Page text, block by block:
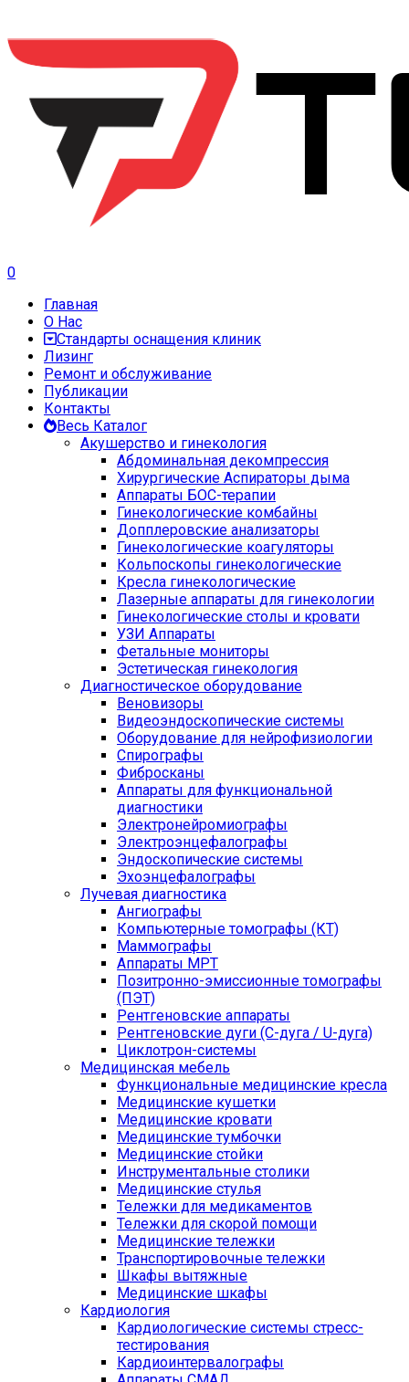
0
Главная
О Нас
Стандарты оснащения клиник
Лизинг
Ремонт и обслуживание
Публикации
Контакты
Весь Каталог
Акушерство и гинекология
Абдоминальная декомпрессия
Хирургические Аспираторы дыма
Аппараты БОС-терапии
Гинекологические комбайны
Допплеровские анализаторы
Гинекологические коагуляторы
Кольпоскопы гинекологические
Кресла гинекологические
Лазерные аппараты для гинекологии
Гинекологические столы и кровати
УЗИ Аппараты
Фетальные мониторы
Эстетическая гинекология
Диагностическое оборудование
Веновизоры
Видеоэндоскопические системы
Оборудование для нейрофизиологии
Спирографы
Фибросканы
Аппараты для функциональной
диагностики
Электронейромиографы
Электроэнцефалографы
Эндоскопические системы
Эхоэнцефалографы
Лучевая диагностика
Ангиографы
Компьютерные томографы (КТ)
Маммографы
Аппараты МРТ
Позитронно-эмиссионные томографы
(ПЭТ)
Рентгеновские аппараты
Рентгеновские дуги (С-дуга / U-дуга)
Циклотрон-системы
Медицинская мебель
Функциональные медицинские кресла
Медицинские кушетки
Медицинские кровати
Медицинские тумбочки
Медицинские стойки
Инструментальные столики
Медицинские стулья
Тележки для медикаментов
Тележки для скорой помощи
Медицинские тележки
Транспортировочные тележки
Шкафы вытяжные
Медицинские шкафы
Кардиология
Кардиологические системы стресс-
тестирования
Кардиоинтервалографы